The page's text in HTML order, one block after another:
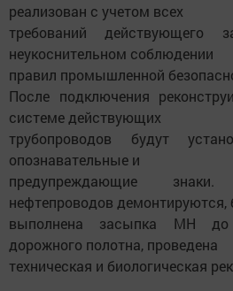
реализован с учетом всех
требований действующего
неукоснительном соблюдении
правил промышленной
После подключения
системе действующих
трубопроводов будут
опознавательные и
предупреждающие
нефтепроводов демонтируются,
выполнена засыпка МН до
дорожного полотна, проведена
техническая и биологическая